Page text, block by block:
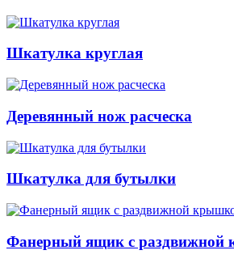
Шкатулка круглая
Деревянный нож расческа
Шкатулка для бутылки
Фанерный ящик с раздвижной